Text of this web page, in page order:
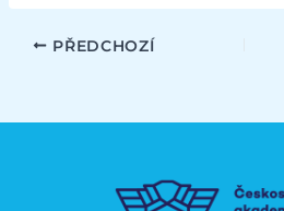
PŘEDCHOZÍ